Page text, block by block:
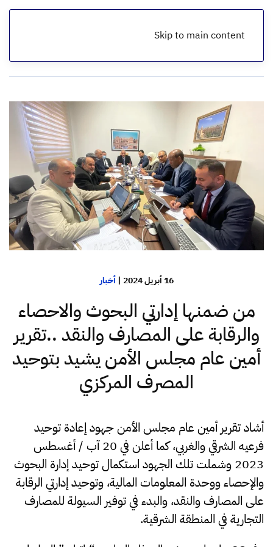
Skip to main content
الرئيسية
16 أبريل 2024 |أخبار
من ضمنها إدارتي البحوث والاحصاء
والرقابة على المصارف والنقد ..تقرير
أمين عام مجلس الأمن يشيد بتوحيد
المصرف المركزي
أشاد تقرير أمين عام مجلس الأمن جهود إعادة توحيد
فرعيه الشرقي والغربي، كما أعلن في 20 آب / أغسطس
2023 وشملت تلك الجهود استكمال توحيد إدارة البحوث
والإحصاء ووحدة المعلومات المالية، وتوحيد إدارتي الرقابة
على المصارف والنقد، والبدء في توفير السيولة للمصارف
التجارية في المنطقة الشرقية.